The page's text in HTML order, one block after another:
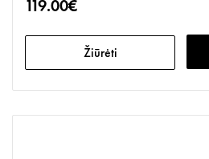
119.00€
Žiūrėti